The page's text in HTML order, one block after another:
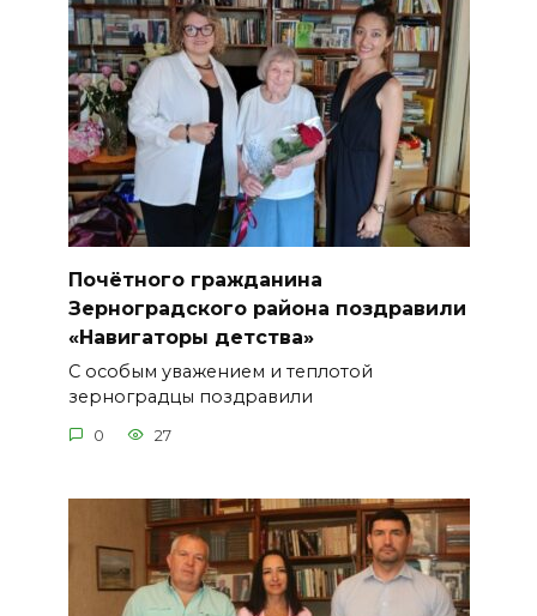
Почётного гражданина
Зерноградского района поздравили
«Навигаторы детства»
С особым уважением и теплотой
зерноградцы поздравили
0 27